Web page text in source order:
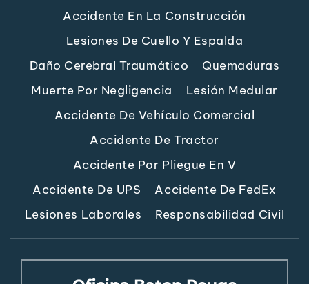
Accidente En La Construcción
Lesiones De Cuello Y Espalda
Daño Cerebral Traumático
Quemaduras
Muerte Por Negligencia
Lesión Medular
Accidente De Vehículo Comercial
Accidente De Tractor
Accidente Por Pliegue En V
Accidente De UPS
Accidente De FedEx
Lesiones Laborales
Responsabilidad Civil